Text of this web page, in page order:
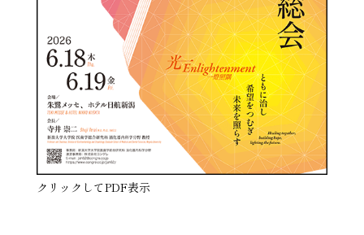
クリックしてPDF表示